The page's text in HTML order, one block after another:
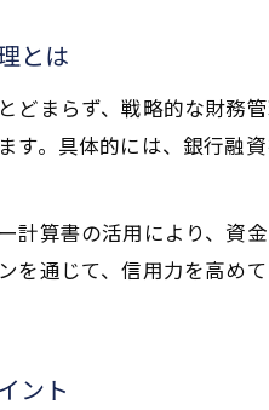
工務店経営で中長期的
将来を見据えた工務
財務管理を強化し黒字経
黒字経営を実現する
財務管理の見直しで
とは
どまらず、戦略的な財務
す。具体的には、銀行融
計算書の活用により、資
通じて、信用力を高め
ント
お問い合わ
お問い合わ